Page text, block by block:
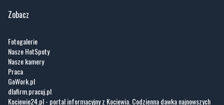
Zobacz
Fotogalerie
Nasze HotSpoty
Nasze kamery
Praca
GoWork.pl
dlafirm.pracuj.pl
Kociewie24.pl - portal informacyjny z Kociewia. Codzienna dawka najnowszych